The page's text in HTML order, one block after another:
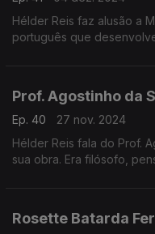
Hélder Reis faz alusão a
português que desenvolveu um sistema de
Prof. Agostinho da
Ep. 40
27 nov. 2024
Hélder Reis fala do Prof.
sua obra. Era filósofo,
Rosette Batarda